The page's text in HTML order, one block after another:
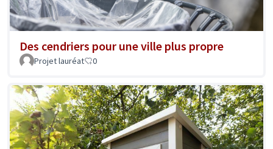
Des cendriers pour une ville plus propre
Projet lauréat 0